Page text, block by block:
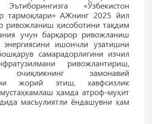
«Ўзбекистон
тармоқлари» АЖнинг 2025 йил
ривожланиш ҳисоботини тақдим
учун барқарор ривожланиш
энергиясини ишончли узатишни
самарадорлигини изчил
ривожлантириш,
очиқликнинг замонавий
жорий этиш, хавфсизлик
ҳамда атроф-муҳит
масъулиятли ёндашувни ҳам